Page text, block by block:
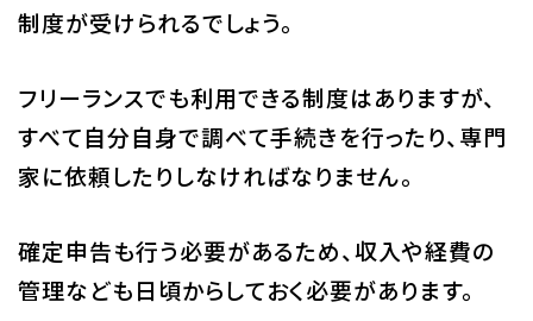
制度が受けられるでしょう。
フリーランスでも利用できる制度はありますが、
すべて自分自身で調べて手続きを行ったり、専門
家に依頼したりしなければなりません。
確定申告も行う必要があるため、収入や経費の
管理なども日頃からしておく必要があります。